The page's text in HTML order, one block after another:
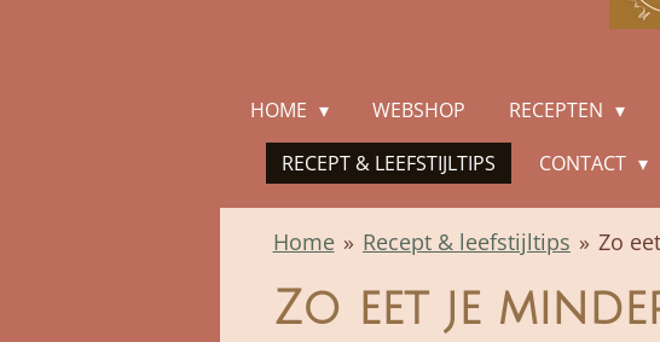
HOME WEBSHOP RECEPTEN
RECEPT & LEEFSTIJLTIPS
CONTACT
Home » Recept & leefstijltips » Zo
Zo eet je